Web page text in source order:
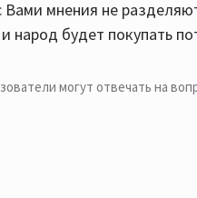
Вами мнения не
народ будет покупать
могут отвечать на